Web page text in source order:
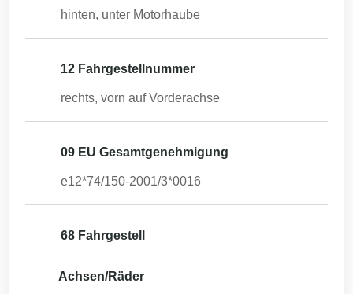
hinten, unter Motorhaube
12 Fahrgestellnummer
rechts, vorn auf Vorderachse
09 EU Gesamtgenehmigung
e12*74/150-2001/3*0016
68 Fahrgestell
Achsen/Räder